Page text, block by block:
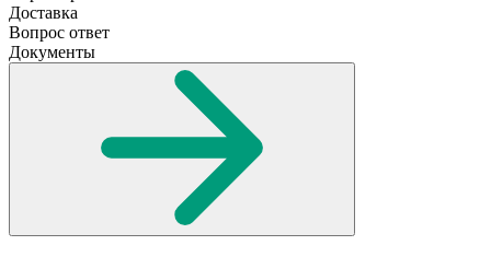
Доставка
Вопрос ответ
Документы